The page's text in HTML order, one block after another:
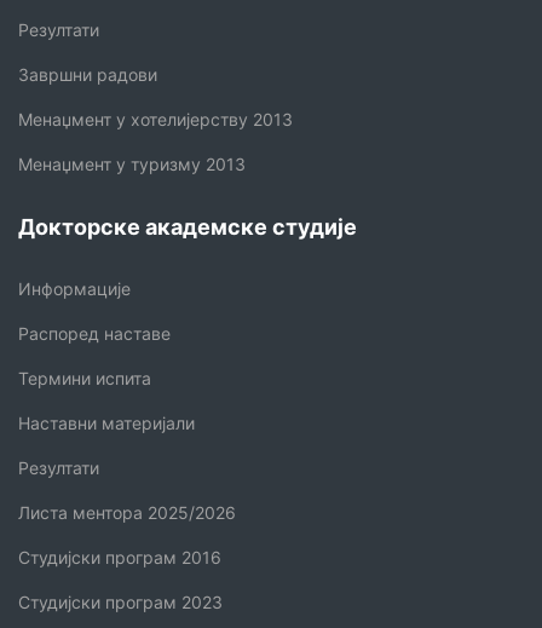
Резултати
Завршни радови
Менаџмент у хотелијерству 2013
Менаџмент у туризму 2013
Докторске академске студије
Информације
Распоред наставе
Термини испита
Наставни материјали
Резултати
Листа ментора 2025/2026
Студијски програм 2016
Студијски програм 2023